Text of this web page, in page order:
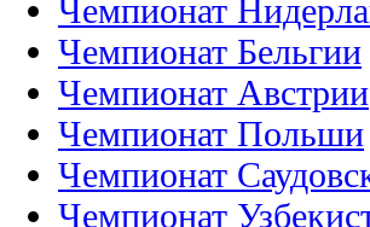
Чемпионат
Чемпионат Бельгии
Чемпионат Австрии
Чемпионат Польши
Чемпионат
Чемпионат